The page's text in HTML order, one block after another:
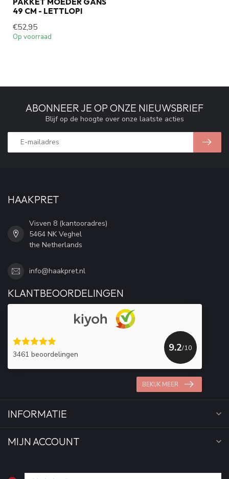
49 CM - LETTLOPI
€52,95
Op voorraad
ABONNEER JE OP ONZE NIEUWSBRIEF
Blijf op de hoogte over onze laatste acties
HAAKPRET
Visven 8 (kantooradres)
5464 NK Veghel
the Netherlands
info@haakpret.nl
KLANTBEOORDELINGEN
3461 beoordelingen
9.2/10
BEKIJK MEER
INFORMATIE
MIJN ACCOUNT